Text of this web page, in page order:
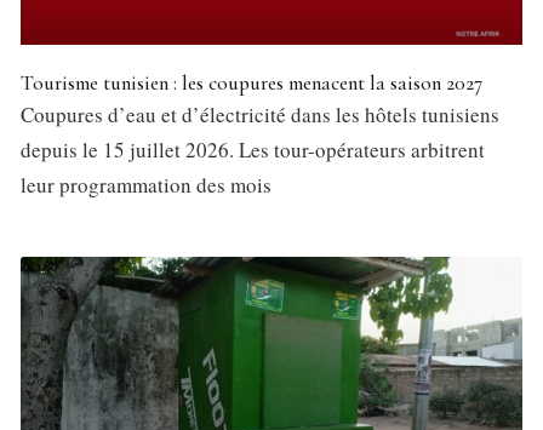
Tourisme tunisien : les coupures menacent la saison 2027
Coupures d’eau et d’électricité dans les hôtels tunisiens
depuis le 15 juillet 2026. Les tour-opérateurs arbitrent
leur programmation des mois